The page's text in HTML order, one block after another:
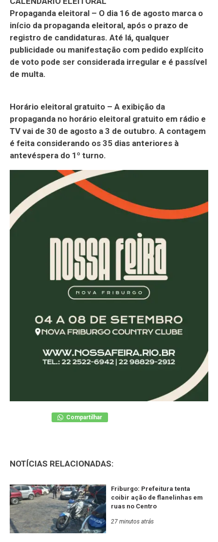
Propaganda eleitoral – O dia 16 de agosto marca o
início da propaganda eleitoral, após o prazo de
registro de candidaturas. Até lá, qualquer
publicidade ou manifestação com pedido explícito
de voto pode ser considerada irregular e é passível
de multa.
Horário eleitoral gratuito – A exibição da
propaganda no horário eleitoral gratuito em rádio e
TV vai de 30 de agosto a 3 de outubro. A contagem
é feita considerando os 35 dias anteriores à
antevéspera do 1º turno.
Compartilhar
NOTÍCIAS RELACIONADAS:
Friburgo: Prefeitura tenta
coibir ação de flanelinhas em
ruas no Centro
27 minutos atrás